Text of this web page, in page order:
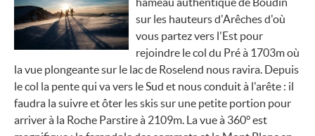
sur les hauteurs d'Arêches d'où
vous partez vers l'Est pour
rejoindre le col du Pré à 1703m où
la vue plongeante sur le lac de Roselend nous ravira. Depuis
le col la pente qui va vers le Sud et nous conduit à l'arête : il
faudra la suivre et ôter les skis sur une petite portion pour
arriver à la Roche Parstire à 2109m. La vue à 360° est